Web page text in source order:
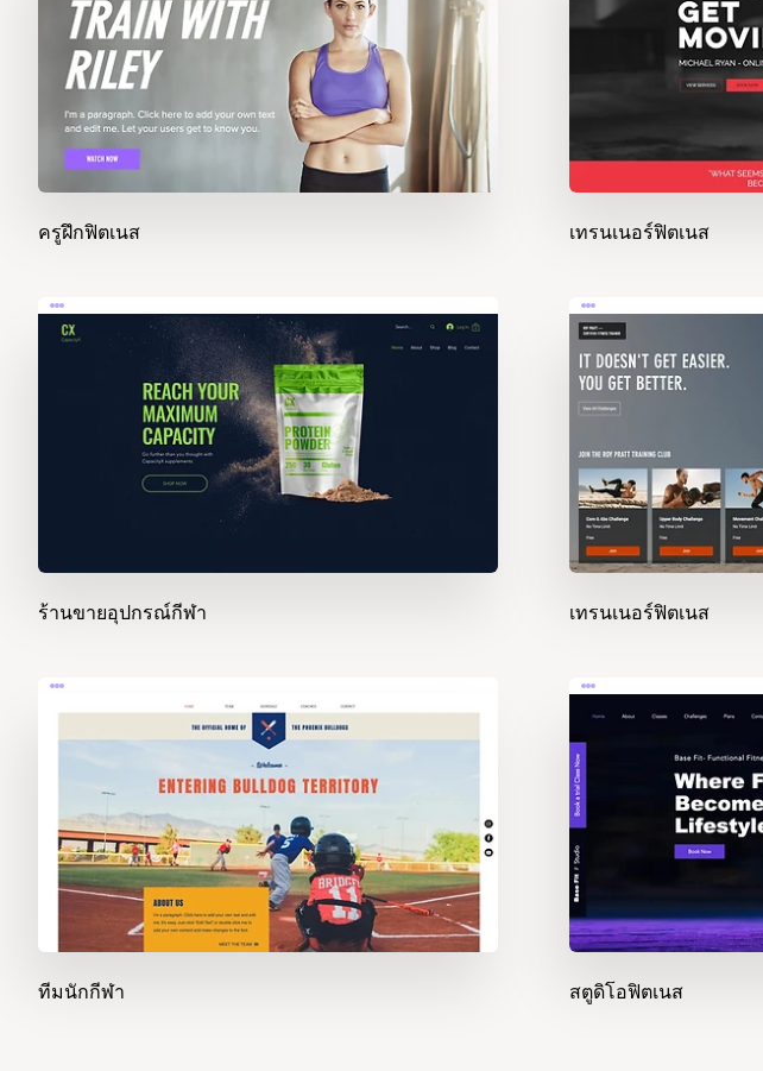
ครูฝึกฟิตเนส เทรนเนอร์ฟิตเนส
ร้านขายอุปกรณ์กีฬา เทรนเนอร์ฟิตเนส
ทีมนักกีฬา สตูดิโอฟิตเนส